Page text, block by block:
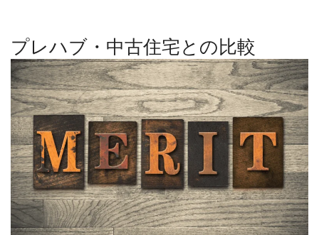
プレハブ・中古住宅との比較